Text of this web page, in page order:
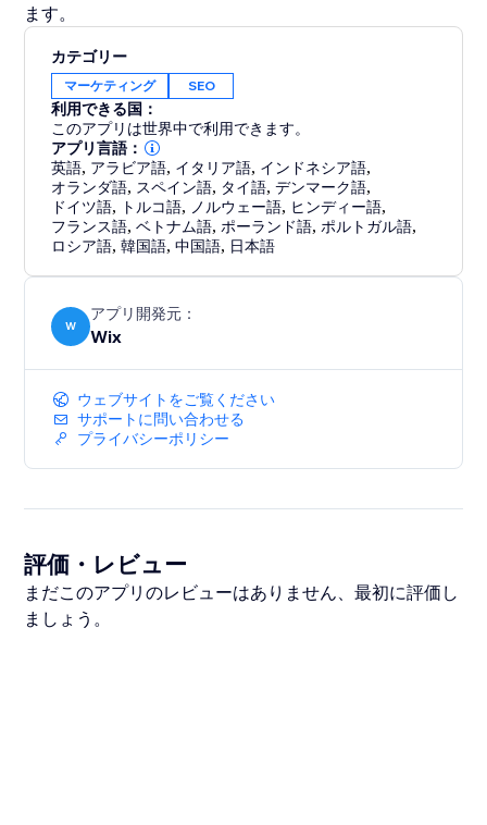
ます。
カテゴリー
マーケティング SEO
利用できる国：
このアプリは世界中で利用できます。
アプリ言語：
英語, アラビア語, イタリア語, インドネシア語,
オランダ語, スペイン語, タイ語,デンマーク語,
ドイツ語, トルコ語, ノルウェー語, ヒンディー語,
フランス語,ベトナム語, ポーランド語, ポルトガル語,
ロシア語,韓国語,中国語, 日本語
W
アプリ開発元：
Wix
ウェブサイトをご覧ください
サポートに問い合わせる
プライバシーポリシー
評価・レビュー
まだこのアプリのレビューはありません、最初に評価し
ましょう。